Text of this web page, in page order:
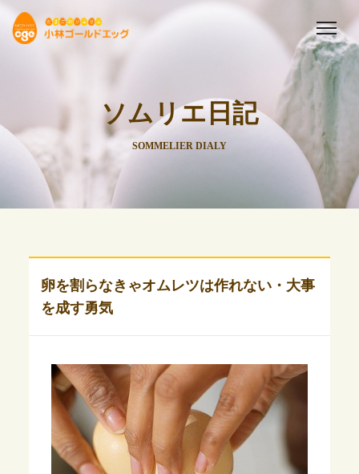
ソムリエ日記
SOMMELIER DIALY
卵を割らなきゃオムレツは作れない・大事
を成す勇気